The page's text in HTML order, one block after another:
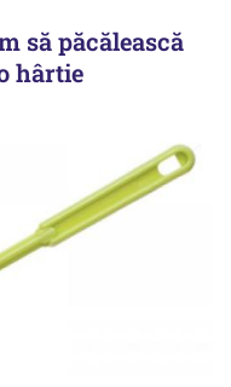
să păcălească
hârtie